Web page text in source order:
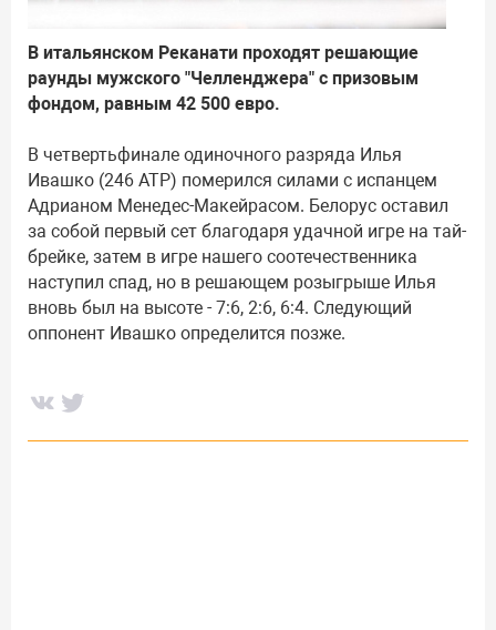
В итальянском Реканати проходят решающие
раунды мужского "Челленджера" с призовым
фондом, равным 42 500 евро.
В четвертьфинале одиночного разряда Илья
Ивашко (246 АТР) померился силами с испанцем
Адрианом Менедес-Макейрасом. Белорус оставил
за собой первый сет благодаря удачной игре на тай-
брейке, затем в игре нашего соотечественника
наступил спад, но в решающем розыгрыше Илья
вновь был на высоте - 7:6, 2:6, 6:4. Следующий
оппонент Ивашко определится позже.